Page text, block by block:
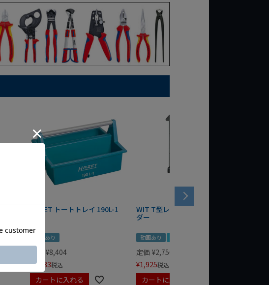
HAZET トートトレイ 190L-1
動画あり
¥8,404
¥7,983税込
カートに入れる
WIT T型レンチマグネットホル
ダー
動画あり
定価 ¥2,750
¥1,925税込
カートに入れる